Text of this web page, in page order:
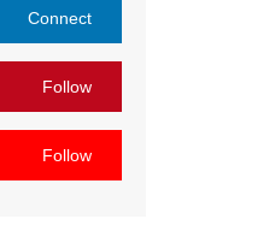
Connect
Follow
Follow